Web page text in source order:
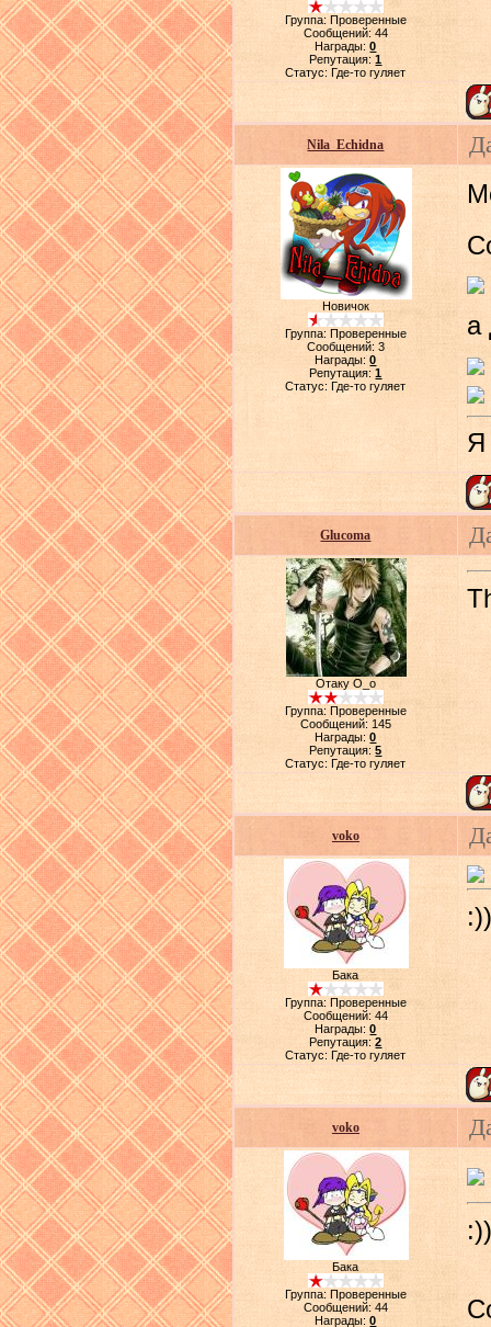
Группа: Проверенные
Сообщений: 44
Награды:0
Репутация:1
Статус:Где-то гуляет
Nila_Echidna
Новичок
Группа: Проверенные
Сообщений: 3
Награды:0
Репутация:1
Статус:Где-то гуляет
а
Я
Glucoma
Отаку О_о
Группа: Проверенные
Сообщений: 145
Награды:0
Репутация:5
Статус:Где-то гуляет
voko
Бака
Группа: Проверенные
Сообщений: 44
Награды:0
Репутация:2
Статус:Где-то гуляет
voko
Бака
Группа: Проверенные
Сообщений: 44
Награды:0